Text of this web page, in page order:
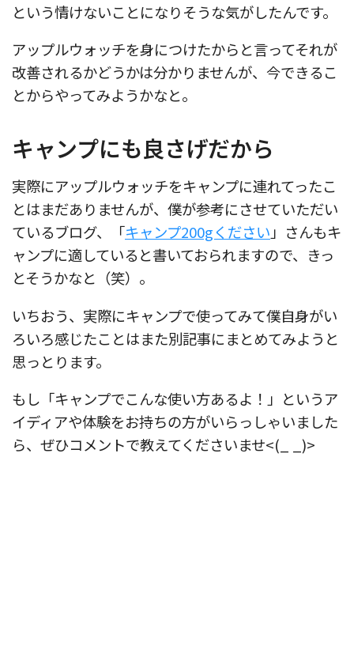
という情けないことになりそうな気がしたんです。
アップルウォッチを身につけたからと言ってそれが
改善されるかどうかは分かりませんが、今できるこ
とからやってみようかなと。
キャンプにも良さげだから
実際にアップルウォッチをキャンプに連れてったこ
とはまだありませんが、僕が参考にさせていただい
ているブログ、「キャンプ200gください」さんもキ
ャンプに適していると書いておられますので、きっ
とそうかなと（笑）。
いちおう、実際にキャンプで使ってみて僕自身がい
ろいろ感じたことはまた別記事にまとめてみようと
思っとります。
もし「キャンプでこんな使い方あるよ！」というア
イディアや体験をお持ちの方がいらっしゃいました
ら、ぜひコメントで教えてくださいませ<(_ _)>